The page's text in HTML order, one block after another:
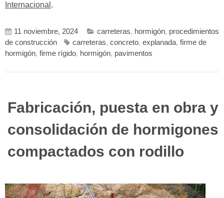
Internacional .
11 noviembre, 2024 carreteras, hormigón, procedimientos
de construcción
carreteras, concreto, explanada, firme de
hormigón, firme rígido, hormigón, pavimentos
Fabricación, puesta en obra y
consolidación de hormigones
compactados con rodillo